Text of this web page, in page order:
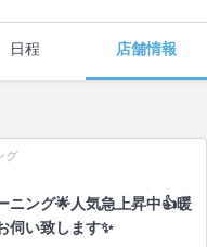
日程 店舗情報
グ
ニング🌟人気急上昇中👍暖
伺い致します✨